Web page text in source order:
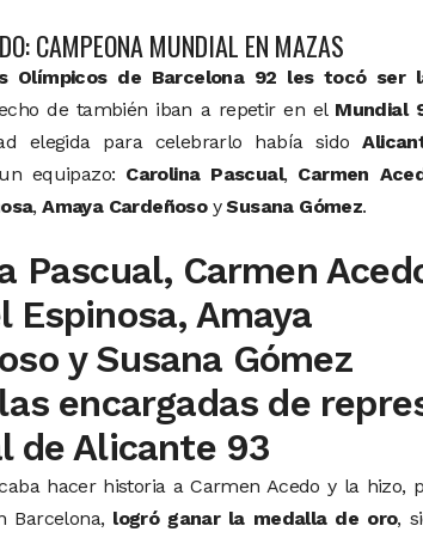
CAMPEONA MUNDIAL EN MAZAS
Olímpicos de Barcelona 92 les tocó ser
de también iban a repetir en el Mundial
elegida para celebrarlo había sido
equipazo: Carolina Pascual, Carmen
,Amaya CardeñosoySusana Gómez.
Pascual, Carmen
Espinosa, Amaya
y Susana Gómez
encargadas de
de Alicante 93
hacer historia a Carmen Acedo y la hizo,
Barcelona, logró ganar la medalla de oro,